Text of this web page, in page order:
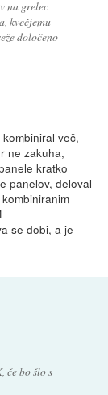
na grelec
kvečjemu
določeno
več,
ne zakuha,
kratko
panelov, deloval
se dobi, a je
če bo šlo s